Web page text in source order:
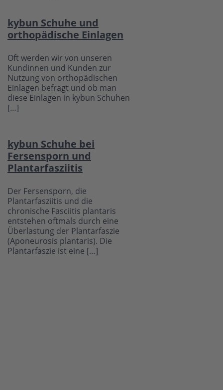
kybun Schuhe und
orthopädische Einlagen
Oft werden wir von unseren
Kundinnen und Kunden zur
Nutzung von orthopädischen
Einlagen befragt und ob man
diese Einlagen in kybun Schuhen
[…]
kybun Schuhe bei
Fersensporn und
Plantarfasziitis
Der Fersensporn, die
Plantarfasziitis und die
chronische Fasciitis plantaris
entstehen oftmals durch eine
Überlastung der Plantarfaszie
(Aponeurosis plantaris). Die
Plantarfaszie ist eine […]